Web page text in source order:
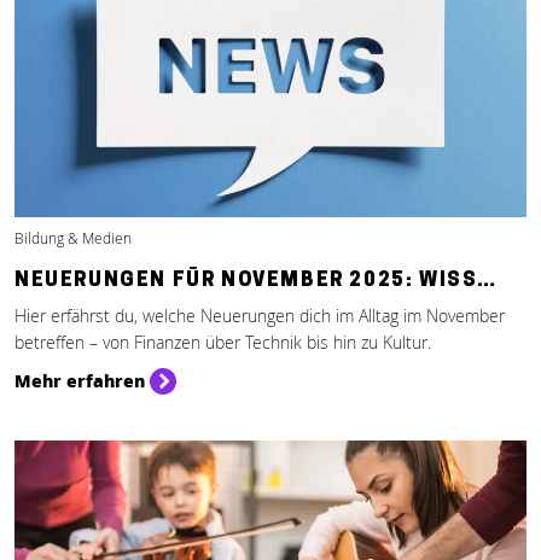
Bildung & Medien
NEUERUNGEN FÜR NOVEMBER 2025: WISS…
Hier erfährst du, welche Neuerungen dich im Alltag im November
betreffen – von Finanzen über Technik bis hin zu Kultur.
Mehr erfahren